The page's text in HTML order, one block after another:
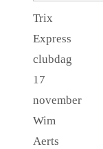
Trix
Express
clubdag
17
november
Wim
Aerts